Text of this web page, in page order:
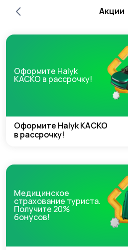
Акции
Оформите Halyk
КАСКО в рассрочку!
Оформите Halyk КАСКО
в рассрочку!
Медицинское
страхование туриста.
Получите 20%
бонусов!